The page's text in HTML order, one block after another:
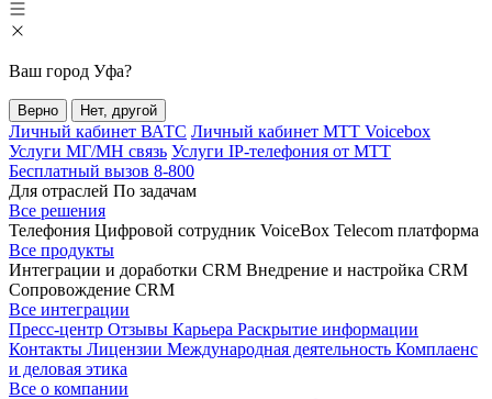
Ваш город Уфа?
Верно Нет, другой
Личный кабинет ВАТС Личный кабинет МТТ Voicebox
Услуги МГ/МН связь Услуги IP-телефония от МТТ
Бесплатный вызов 8-800
Для отраслей По задачам
Все решения
Телефония Цифровой сотрудник VoiceBox Telecom платформа
Все продукты
Интеграции и доработки CRM Внедрение и настройка CRM
Сопровождение CRM
Все интеграции
Пресс-центр Отзывы Карьера Раскрытие информации
Контакты Лицензии Международная деятельность Комплаенс
и деловая этика
Все о компании